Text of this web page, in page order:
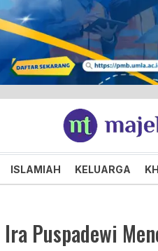
dan Menggembirakan
ISLAMIAH KELUARGA
Puspadewi